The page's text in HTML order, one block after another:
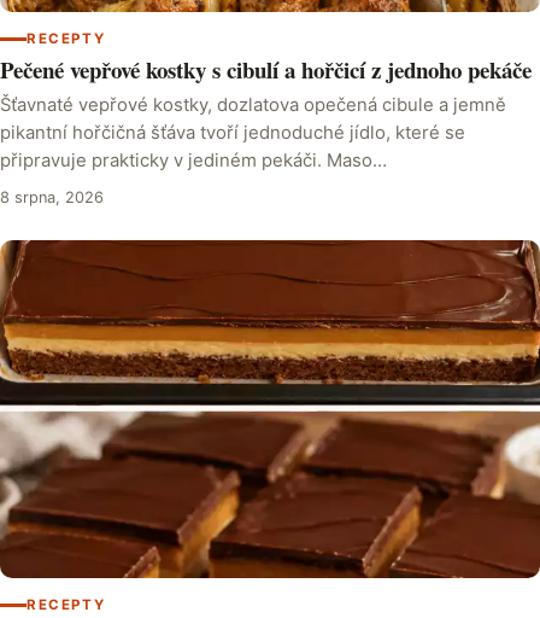
RECEPTY
Pečené vepřové kostky s cibulí a hořčicí z jednoho pekáče
Šťavnaté vepřové kostky, dozlatova opečená cibule a jemně
pikantní hořčičná šťáva tvoří jednoduché jídlo, které se
připravuje prakticky v jediném pekáči. Maso…
8 srpna, 2026
RECEPTY